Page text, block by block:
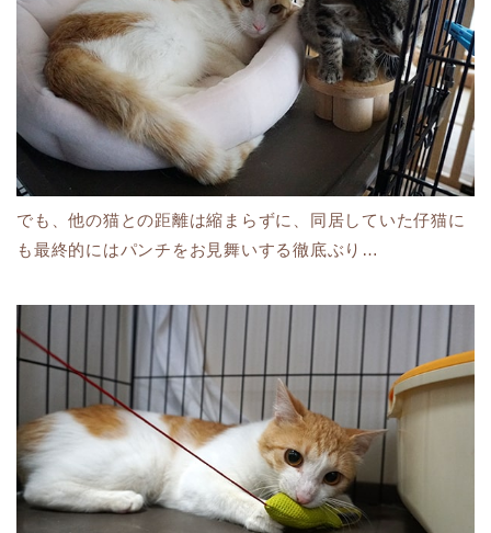
でも、他の猫との距離は縮まらずに、同居していた仔猫に
も最終的にはパンチをお見舞いする徹底ぶり…